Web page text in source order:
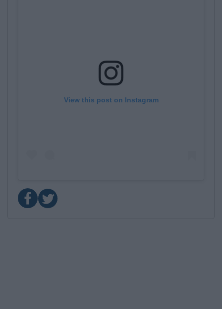
View this post on Instagram